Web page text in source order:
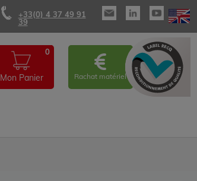
+33(0) 4 37 49 91
39
Mon Panier
0
Rachat matériel